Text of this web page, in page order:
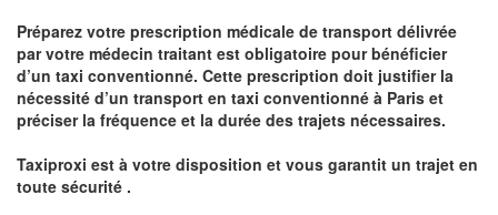
Préparez votre prescription médicale de transport délivrée
par votre médecin traitant est obligatoire pourbénéficier
d’un taxi conventionné. Cette prescription doit justifier la
nécessité d’un transport en taxi conventionné à Paris et
préciser la fréquence et la durée des trajets nécessaires.
Taxiproxi est à votre disposition et vous garantit un trajet en
toute sécurité .